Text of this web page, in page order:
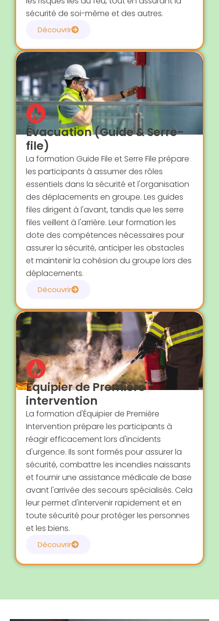
sécurité de soi-même et des autres.
Découvrir
Évacuation (Guide & Serre-
file)
La formation Guide File et Serre File prépare
les participants à assumer des rôles
essentiels dans la sécurité et l'organisation
des déplacements en groupe. Les guides
files dirigent à l'avant, tandis que les serre
files veillent à l'arrière. Leur formation les
dote des compétences nécessaires pour
assurer la sécurité, anticiper les obstacles
et maintenir la cohésion du groupe lors des
déplacements.
Découvrir
Équipier de Première
intervention
La formation d'Équipier de Première
Intervention prépare les participants à
réagir efficacement lors d'incidents
d'urgence. Ils sont formés pour assurer la
sécurité, combattre les incendies naissants
et fournir une assistance médicale de base
avant l'arrivée des secours spécialisés. Cela
leur permet d'intervenir rapidement et en
toute sécurité pour protéger les personnes
et les biens.
Découvrir